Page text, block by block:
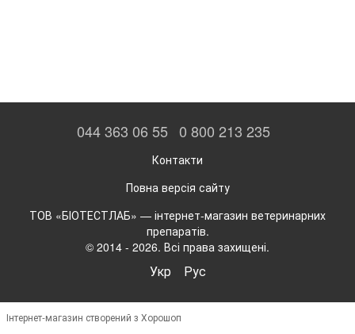
044 363 06 55 0 800 213 235
Контакти
Повна версія сайту
ТОВ «БІОТЕСТЛАБ» — інтернет-магазин ветеринарних
препаратів.
© 2014 - 2026. Всі права захищені.
Укр Рус
Інтернет-магазин створений з Хорошоп